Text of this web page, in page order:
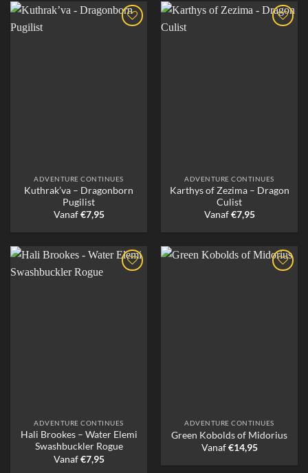
ADVENTURE CONTINUES
Kuthrak’va – Dragonborn
Pugilist
Vanaf€7,95
ADVENTURE CONTINUES
Karthys of Zezima – Dragon
Culist
Vanaf€7,95
ADVENTURE CONTINUES
Hali Brookes – Water Elemi
Swashbuckler Rogue
Vanaf€7,95
ADVENTURE CONTINUES
Green Kobolds of Midorius
Vanaf€14,95